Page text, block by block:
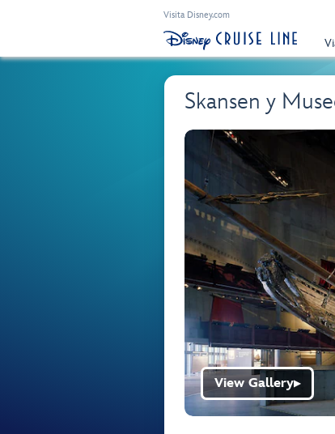
Visita Disney.com
Skansen y
View Gallery▶